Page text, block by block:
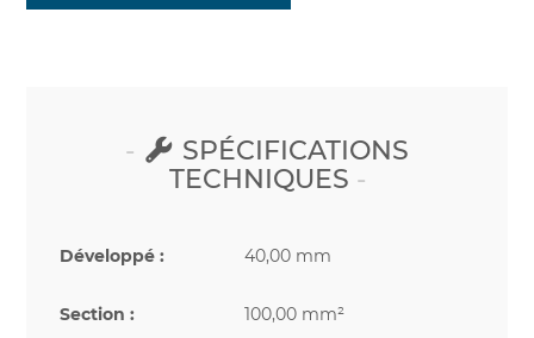
SPÉCIFICATIONS
TECHNIQUES
Développé : 40,00 mm
Section : 100,00 mm²